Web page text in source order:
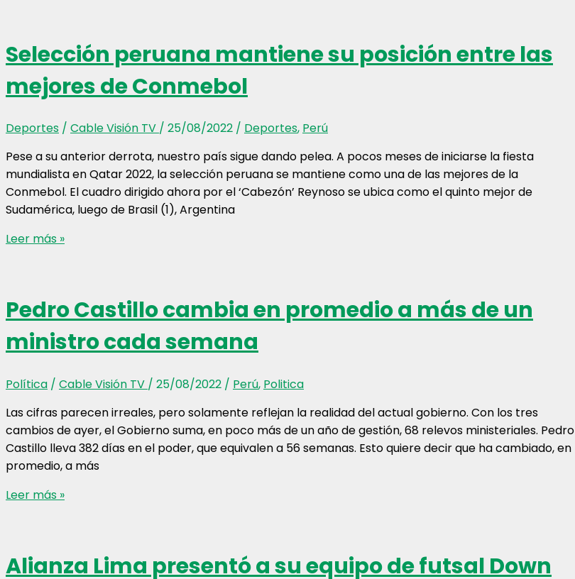
alza
salarios
estatales
Selección peruana mantiene su posición entre las
mejores de Conmebol
Deportes / Cable Visión TV / 25/08/2022 / Deportes, Perú
Pese a su anterior derrota, nuestro país sigue dando pelea. A pocos meses de iniciarse la fiesta
mundialista en Qatar 2022, la selección peruana se mantiene como una de las mejores de la
Conmebol. El cuadro dirigido ahora por el ‘Cabezón’ Reynoso se ubica como el quinto mejor de
Sudamérica, luego de Brasil (1), Argentina
Selección
posición
las
de
Leer más »
Pedro Castillo cambia en promedio a más de un
ministro cada semana
Política / Cable Visión TV / 25/08/2022 / Perú, Politica
Las cifras parecen irreales, pero solamente reflejan la realidad del actual gobierno. Con los tres
cambios de ayer, el Gobierno suma, en poco más de un año de gestión, 68 relevos ministeriales. Pedro
Castillo lleva 382 días en el poder, que equivalen a 56 semanas. Esto quiere decir que ha cambiado, en
promedio, a más
Pedro
promedio
Leer más »
Alianza Lima presentó a su equipo de futsal Down